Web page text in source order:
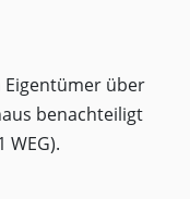
Eigentümer über
benachteiligt
WEG).